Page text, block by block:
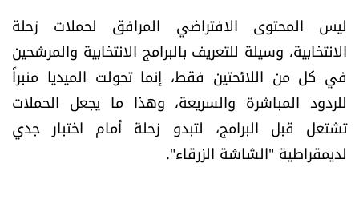
منوّعات
حظّك اليوم
للتاريخ
فيديو
ليس المحتوى الافتراضي المرافق لحملات زحلة
الانتخابية، وسيلة للتعريف بالبرامج الانتخابية والمرشحين
في كل من اللائحتين فقط، إنما تحولت الميديا منبراً
للردود المباشرة والسريعة، وهذا ما يجعل الحملات
تشتعل قبل البرامج، لتبدو زحلة أمام اختبار جدي
لديمقراطية "الشاشة الزرقاء".